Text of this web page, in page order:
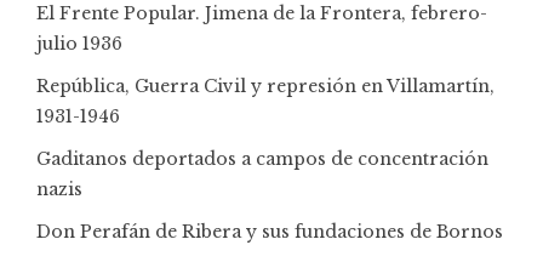
El Frente Popular. Jimena de la Frontera, febrero-
julio 1936
República, Guerra Civil y represión en Villamartín,
1931-1946
Gaditanos deportados a campos de concentración
nazis
Don Perafán de Ribera y sus fundaciones de Bornos